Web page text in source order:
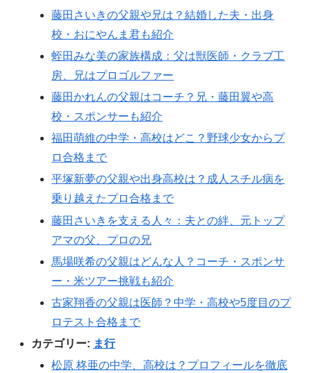
藤田さいきの父親や兄は？結婚した夫・出身
校・おにやんま君も紹介
蛭田みな美の家族構成：父は獣医師・クラブ工
房、兄はプロゴルファー
藤田かれんの父親はコーチ？兄・藤田翼や高
校・スポンサーも紹介
福田萌維の中学・高校はどこ？野球少女からプ
ロ合格まで
平塚新夢の父親や出身高校は？成人スチル病を
乗り越えたプロ合格まで
藤田さいきを支える人々：夫との絆、元トップ
アマの父、プロの兄
馬場咲希の父親はどんな人？コーチ・スポンサ
ー・米ツアー挑戦も紹介
古家翔香の父親は医師？中学・高校や5度目のプ
ロテスト合格まで
カテゴリー: ま行
松原 柊亜の中学、高校は？プロフィールを徹底